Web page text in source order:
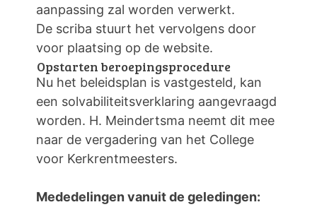
aanpassing zal worden verwerkt.
De scriba stuurt het vervolgens door
voor plaatsing op de website.
Opstarten beroepingsprocedure
Nu het beleidsplan is vastgesteld, kan
een solvabiliteitsverklaring aangevraagd
worden. H. Meindertsma neemt dit mee
naar de vergadering van het College
voor Kerkrentmeesters.
Mededelingen vanuit de geledingen: